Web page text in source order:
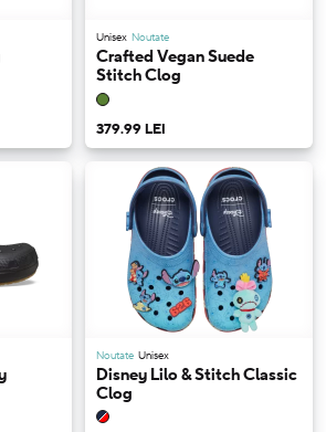
Unisex Noutate
Crafted Vegan Suede
Stitch Clog
379.99 LEI
Noutate Unisex
Disney Lilo & Stitch Classic
Clog